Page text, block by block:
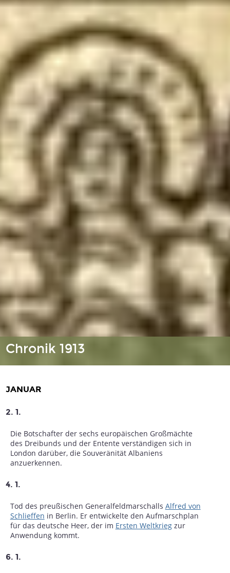
Chronik 1913
JANUAR
2. 1.
Die Botschafter der sechs europäischen Großmächte
des Dreibunds und der Entente verständigen sich in
London darüber, die Souveränität Albaniens
anzuerkennen.
4. 1.
Tod des preußischen Generalfeldmarschalls Alfred von
Schlieffen in Berlin. Er entwickelte den Aufmarschplan
für das deutsche Heer, der im Ersten Weltkriegzur
Anwendung kommt.
6. 1.